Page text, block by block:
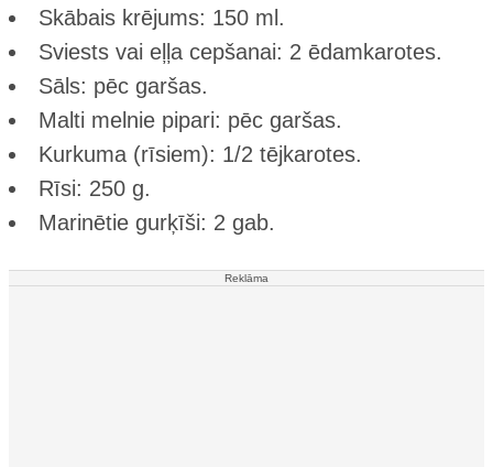
Skābais krējums: 150 ml.
Sviests vai eļļa cepšanai: 2 ēdamkarotes.
Sāls: pēc garšas.
Malti melnie pipari: pēc garšas.
Kurkuma (rīsiem): 1/2 tējkarotes.
Rīsi: 250 g.
Marinētie gurķīši: 2 gab.
Reklāma